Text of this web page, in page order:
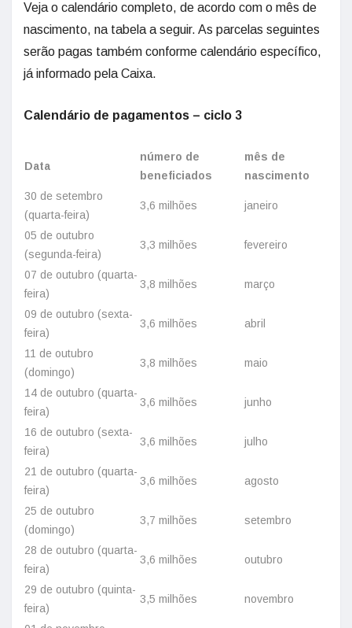
Veja o calendário completo, de acordo com o mês de
nascimento, na tabela a seguir. As parcelas seguintes
serão pagas também conforme calendário específico,
já informado pela Caixa.
Calendário de pagamentos – ciclo 3
Data
número de
beneficiados
mês de
nascimento
30 de setembro
(quarta-feira)
3,6 milhões janeiro
05 de outubro
(segunda-feira)
3,3 milhões fevereiro
07 de outubro (quarta-
feira)
3,8 milhões março
09 de outubro (sexta-
feira)
3,6 milhões abril
11 de outubro
(domingo)
3,8 milhões maio
14 de outubro (quarta-
feira)
3,6 milhões junho
16 de outubro (sexta-
feira)
3,6 milhões julho
21 de outubro (quarta-
feira)
3,6 milhões agosto
25 de outubro
(domingo)
3,7 milhões setembro
28 de outubro (quarta-
feira)
3,6 milhões outubro
29 de outubro (quinta-
feira)
3,5 milhões novembro